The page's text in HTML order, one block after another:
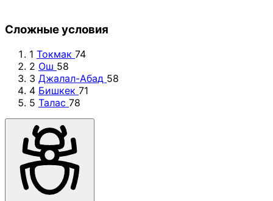
Сложные условия
1 Токмак 74
2 Ош 58
3 Джалал-Абад 58
4 Бишкек 71
5 Талас 78